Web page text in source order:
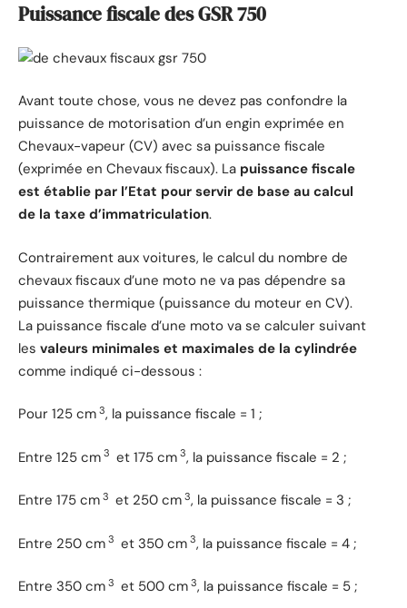
Puissance fiscale des GSR 750
Avant toute chose, vous ne devez pas confondre la
puissance de motorisation d’un engin exprimée en
Chevaux-vapeur (CV) avec sa puissance fiscale
(exprimée en Chevaux fiscaux). La puissance fiscale
est établie par l’Etat pour servir de base au calcul
de la taxe d’immatriculation.
Contrairement aux voitures, le calcul du nombre de
chevaux fiscaux d’une moto ne va pas dépendre sa
puissance thermique (puissance du moteur en CV).
La puissance fiscale d’une moto va se calculer suivant
les valeurs minimales et maximales de la cylindrée
comme indiqué ci-dessous :
Pour 125 cm 3, la puissance fiscale = 1 ;
Entre 125 cm 3 et 175 cm 3, la puissance fiscale = 2 ;
Entre 175 cm 3 et 250 cm 3, la puissance fiscale = 3 ;
Entre 250 cm 3 et 350 cm 3, la puissance fiscale = 4 ;
Entre 350 cm 3 et 500 cm 3, la puissance fiscale = 5 ;